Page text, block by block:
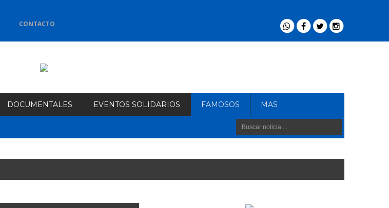
CONTACTO
DOCUMENTALES EVENTOS SOLIDARIOS FAMOSOS MAS